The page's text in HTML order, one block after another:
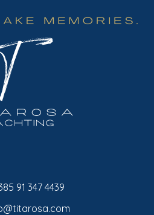
91 347 4439